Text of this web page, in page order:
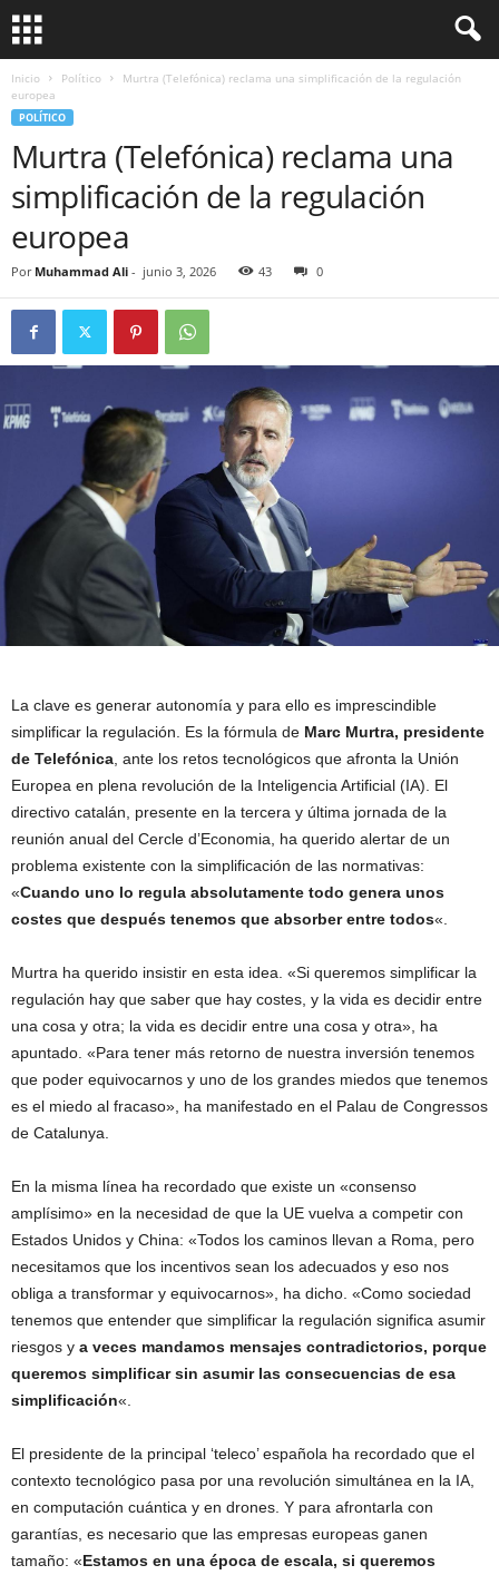
Inicio Político
Murtra (Telefónica) reclama una simplificación de la regulación
europea
POLÍTICO
Murtra (Telefónica) reclama una
simplificación de la regulación
europea
Por Muhammad Ali - junio 3, 2026 43 0
La clave es generar autonomía y para ello es imprescindible
simplificar la regulación. Es la fórmula de Marc Murtra, presidente
de Telefónica , ante los retos tecnológicos que afronta la Unión
Europea en plena revolución de la Inteligencia Artificial (IA). El
directivo catalán, presente en la tercera y última jornada de la
reunión anual del Cercle d’Economia, ha querido alertar de un
problema existente con la simplificación de las normativas:
«Cuando uno lo regula absolutamente todo genera unos
costes que después tenemos que absorber entre todos«.
Murtra ha querido insistir en esta idea. «Si queremos simplificar la
regulación hay que saber que hay costes, y la vida es decidir entre
una cosa y otra; la vida es decidir entre una cosa y otra», ha
apuntado. «Para tener más retorno de nuestra inversión tenemos
que poder equivocarnos y uno de los grandes miedos que tenemos
es el miedo al fracaso», ha manifestado en el Palau de Congressos
de Catalunya.
En la misma línea ha recordado que existe un «consenso
amplísimo» en la necesidad de que la UE vuelva a competir con
Estados Unidos y China: «Todos los caminos llevan a Roma, pero
necesitamos que los incentivos sean los adecuados y eso nos
obliga a transformar y equivocarnos», ha dicho. «Como sociedad
tenemos que entender que simplificar la regulación significa asumir
riesgos y a veces mandamos mensajes contradictorios, porque
queremos simplificar sin asumir las consecuencias de esa
simplificación«.
El presidente de la principal ‘teleco’ española ha recordado que el
contexto tecnológico pasa por una revolución simultánea en la IA,
en computación cuántica y en drones. Y para afrontarla con
garantías, es necesario que las empresas europeas ganen
tamaño: «Estamos en una época de escala, si queremos